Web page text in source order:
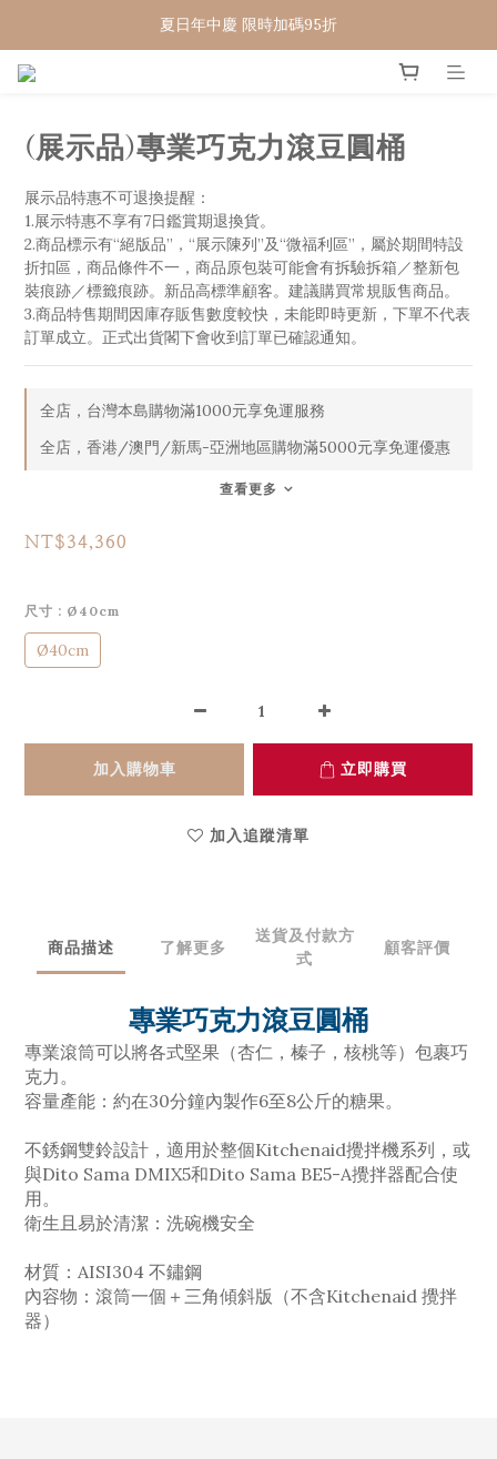
WELCOME 🇨🇵  法國畢耶餐廚
夏日年中慶 限時加碼95折
(展示品)專業巧克力滾豆圓桶
展示品特惠不可退換提醒：
1.展示特惠不享有7日鑑賞期退換貨。
2.商品標示有“絕版品”，“展示陳列”及“微福利區”，屬於期間特設
折扣區，商品條件不一，商品原包裝可能會有拆驗拆箱／整新包
裝痕跡／標籤痕跡。新品高標準顧客。建議購買常規販售商品。
3.商品特售期間因庫存販售數度較快，未能即時更新，下單不代表
訂單成立。正式出貨閣下會收到訂單已確認通知。
全店，台灣本島購物滿1000元享免運服務
全店，香港/澳門/新馬-亞洲地區購物滿5000元享免運優惠
查看更多
NT$34,360
尺寸 : Ø40cm
Ø40cm
加入購物車 立即購買
加入追蹤清單
商品描述 了解更多
送貨及付款方
式
顧客評價
專業巧克力滾豆圓桶
專業滾筒可以將各式堅果（杏仁，榛子，核桃等）包裹巧
克力。
容量產能：約在30分鐘內製作6至8公斤的糖果。
不銹鋼雙鈴設計，適用於整個Kitchenaid攪拌機系列，或
與Dito Sama DMIX5和Dito Sama BE5-A攪拌器配合使
用。
衛生且易於清潔：洗碗機安全
材質：AISI304 不鏽鋼
內容物：滾筒一個＋三角傾斜版（不含Kitchenaid 攪拌
器）